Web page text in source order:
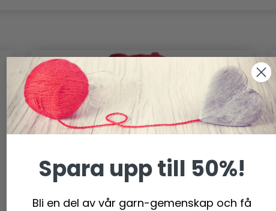
Spara upp till 50%!
Bli en del av vår garn-gemenskap och få